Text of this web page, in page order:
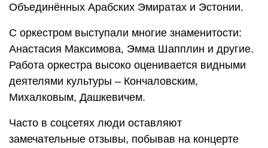
Объединённых Арабских Эмиратах и Эстонии.
С оркестром выступали многие знаменитости:
Анастасия Максимова, Эмма Шапплин и другие.
Работа оркестра высоко оценивается видными
деятелями культуры – Кончаловским,
Михалковым, Дашкевичем.
Часто в соцсетях люди оставляют
замечательные отзывы, побывав на концерте